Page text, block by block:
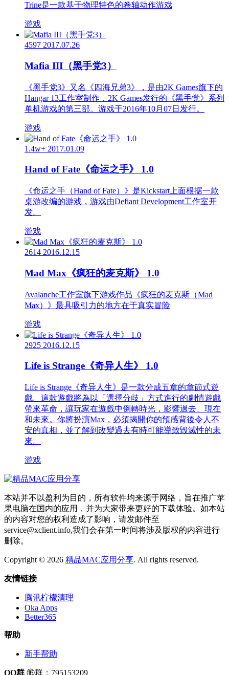
Trine是一款基于物理特色的卷轴动作游戏
游戏
4597 2017.07.26
Mafia III（黑手党3）
《黑手党3》又名《四海兄弟3》，是由2K Games旗下的
Hangar 13工作室制作，2K Games发行的《黑手党》系列
单机游戏的第三部。游戏于2016年10月07日发行。
游戏
1.4w+ 2017.01.09
Hand of Fate《命运之手》 1.0
《命运之手（Hand of Fate）》是Kickstart上面根据一款
桌游改编的游戏，游戏由Defiant Development工作室开
发。
游戏
2614 2016.12.15
Mad Max《疯狂的麦克斯》 1.0
Avalanche工作室旗下游戏作品《疯狂的麦克斯（Mad
Max）》最具吸引力的地方在于真实冒险
游戏
2925 2016.12.15
Life is Strange《奇异人生》 1.0
Life is Strange《奇异人生》是一款分成五章的章節式遊
戲。這款遊戲將為以「選擇分歧」方式進行的劇情遊戲
帶來革命，讓玩家在遊戲中倒轉時光，影響過去、現在
和未來。你將扮演Max，必須揭開你的預感背後令人不
安的真相，並了解到改變過去有時可能導致毀滅性的未
來。
游戏
本站并不以盈利为目的，所有软件均来源于网络，旨在推广苹
果电脑在国内的应用，并为大家带来更好的下载体验。如本站
的内容对您的权利造成了影响，请发邮件至
service@xclient.info,我们会在第一时间将涉及版权的内容进行
删除。
Copyright © 2026 精品MAC应用分享. All rights reserved.
友情链接
腾讯柠檬清理
Oka Apps
Better365
帮助
新手帮助
QQ群 ⑯群：795153209